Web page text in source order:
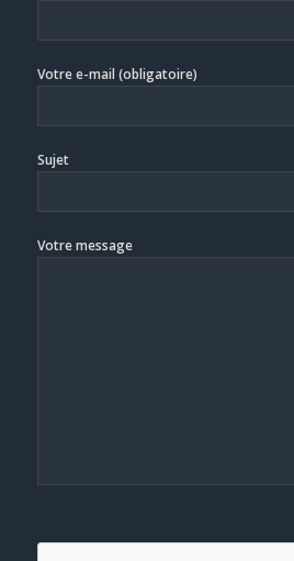
Votre e-mail (obligatoire)
Sujet
Votre message